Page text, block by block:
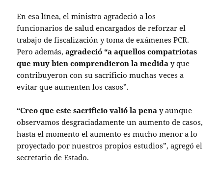
En esa línea, el ministro agradeció a los
funcionarios de salud encargados de reforzar el
trabajo de fiscalización y toma de exámenes PCR.
Pero además,agradeció “a aquellos compatriotas
que muy bien comprendieron la medida y que
contribuyeron con su sacrificio muchas veces a
evitar que aumenten los casos”.
“Creo que este sacrificio valió la pena y aunque
observamos desgraciadamente un aumento de casos,
hasta el momento el aumento es mucho menor a lo
proyectado por nuestros propios estudios”, agregó el
secretario de Estado.